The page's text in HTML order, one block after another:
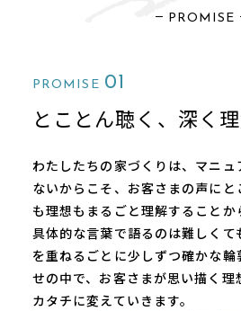
PROMISE
PROMISE 01
とことん聴く、深く
わたしたちの家づくりは、マニ
ないからこそ、お客さまの声にと
も理想もまるごと理解することか
具体的な⾔葉で語るのは難しく
を重ねるごとに少しずつ確かな
せの中で、お客さまが思い描く理
カタチに変えていきます。